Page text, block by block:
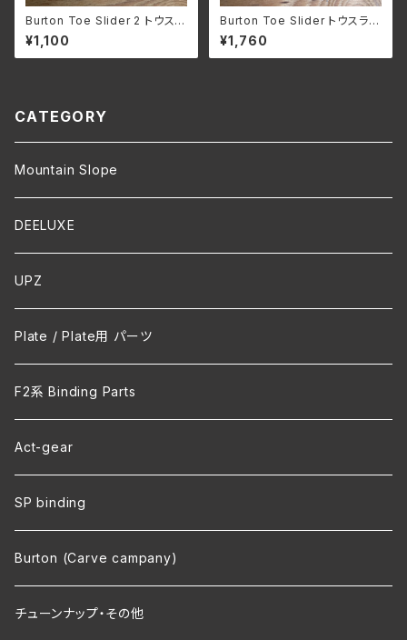
Burton Toe Slider 2 トウスラ
¥1,100
Burton Toe Slider トウスライ
ダー black 左右セット
¥1,760
CATEGORY
Mountain Slope
DEELUXE
UPZ
Plate / Plate用 パーツ
F2系 Binding Parts
Act-gear
SP binding
Burton (Carve campany)
チューンナップ・その他